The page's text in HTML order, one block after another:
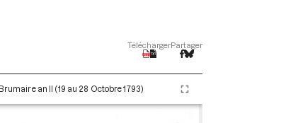
TéléchargerPartager
an II (19 au 28 Octobre 1793)